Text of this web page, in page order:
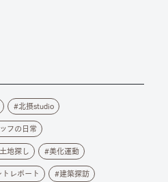
北摂studio
フの日常
土地探し 美化運動
トレポート 建築探訪